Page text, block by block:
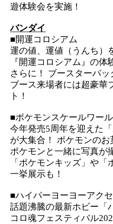
遊体験会を実施！
バンダイ
■開運コロシアム
運の値、運値（うんち）
『開運コロシアム』の体
さらに！ ブースターパッ
ブース来場者には超豪華
ト！
■ポケモンスケールワー
今年発売5周年を迎えた
が大集合！ ポケモンのお
ポケモンと一緒に写真が
「ポケモンキッズ」や
一挙展示も！
■ハイパーヨーヨーアク
話題沸騰の最新ホビー「
コロ魂フェスティバル